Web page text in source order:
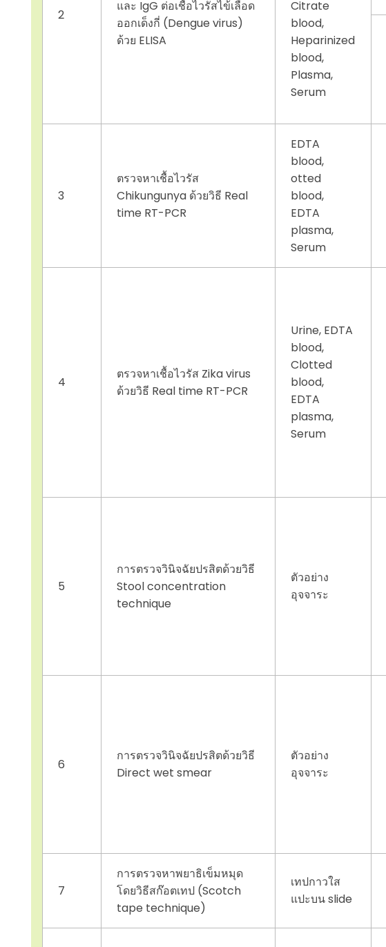
2
และ IgG ต่อเชื้อไวรัสไข้เลือด
ออกเด็งกี่ (Dengue virus)
ด้วย ELISA
Citrate
blood,
Heparinized
blood,
Plasma,
Serum
3
ตรวจหาเชื้อไวรัส
Chikungunya ด้วยวิธี Real
time RT-PCR
EDTA
blood,
otted
blood,
EDTA
plasma,
Serum
4
ตรวจหาเชื้อไวรัส Zika virus
ด้วยวิธี Real time RT-PCR
Urine, EDTA
blood,
Clotted
blood,
EDTA
plasma,
Serum
5
การตรวจวินิจฉัยปรสิตด้วยวิธี
Stool concentration
technique
ตัวอย่าง
อุจจาระ
6
การตรวจวินิจฉัยปรสิตด้วยวิธี
Direct wet smear
ตัวอย่าง
อุจจาระ
7
การตรวจหาพยาธิเข็มหมุด
โดยวิธีสก๊อตเทป (Scotch
tape technique)
เทปกาวใส
แปะบน slide